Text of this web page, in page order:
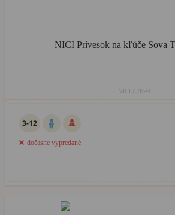
NICI Prívesok na kľúče Sova
NICI.47693
3-12
dočasne vypredané